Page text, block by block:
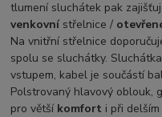
tlumení sluchátek pak
venkovní střelnice /
Na vnitřní střelnice
spolu se sluchátky.
vstupem, kabel je součástí
Polstrovaný hlavový oblouk,
pro větší komfort i při